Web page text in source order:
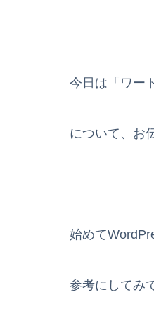
今日は「ワー
について、お
始めて
参考にしてみ